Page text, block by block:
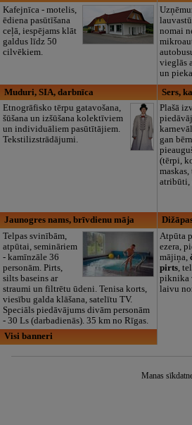
Kafejnīca - motelis,
ēdiena pasūtīšana
ceļā, iespējams klāt
galdus līdz 50
cilvēkiem.
nomai
vieglās
un
Muduri, SIA, darbnīca
Etnogrāfisko tērpu gatavošana,
šūšana un izšūšana kolektīviem
un individuāliem pasūtītājiem.
Tekstilizstrādājumi.
Sers,
Plašā
gan
(tērpi,
maskas,
atribūti,
Jaunogres nams, brīvdienu māja
Telpas svinībām,
atpūtai, semināriem
- kamīnzāle 36
personām. Pirts,
silts baseins ar
straumi un filtrētu ūdeni. Tenisa korts,
viesību galda klāšana, satelītu TV.
Speciāls piedāvājums divām personām
- 30 Ls (darbadienās). 35 km no Rīgas.
Atpūta
ezera,
mājiņa,
pirts ,
piknika
laivu
Visi banneri
Manas